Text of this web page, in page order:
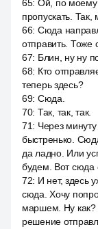
65: Ой, по моему
пропускать. Так,
66: Сюда
отправить. Тоже
67: Блин, ну ну
68: Кто
теперь здесь?
69: Сюда.
70: Так, так, так.
71: Через
быстренько.
да ладно. Или
будем. Вот сюда
72: И нет, здесь
сюда. Хочу
маршем. Ну как?
решение